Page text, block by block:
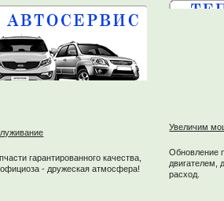
гарантированного качества,
официоза - дружеская атмосфера!
Увеличим
Обновление
двигателем,
расход.